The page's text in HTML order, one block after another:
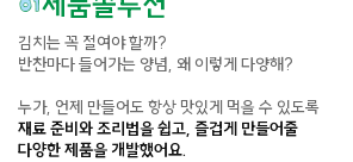
김치는 꼭 절여야 할까?
반찬마다 들어가는 양념, 왜 이렇게 다양해?
누가, 언제 만들어도 항상 맛있게 먹을 수 있도록
재료 준비와 조리법을 쉽고, 즐겁게 만들어줄
다양한 제품을 개발했어요.